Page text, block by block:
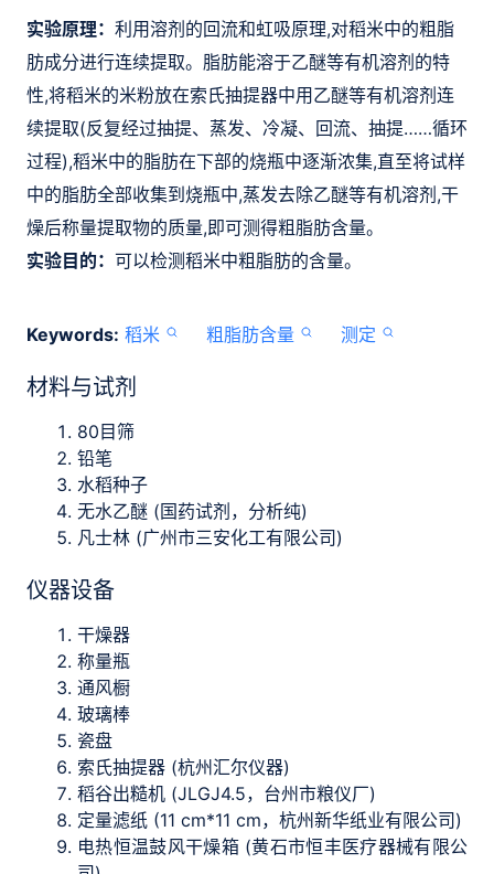
实验原理： 利用溶剂的回流和虹吸原理,对稻米中的粗脂
肪成分进行连续提取。脂肪能溶于乙醚等有机溶剂的特
性,将稻米的米粉放在索氏抽提器中用乙醚等有机溶剂连
续提取(反复经过抽提、蒸发、冷凝、回流、抽提……循环
过程),稻米中的脂肪在下部的烧瓶中逐渐浓集,直至将试样
中的脂肪全部收集到烧瓶中,蒸发去除乙醚等有机溶剂,干
燥后称量提取物的质量,即可测得粗脂肪含量。
实验目的： 可以检测稻米中粗脂肪的含量。
Keywords: 稻米 粗脂肪含量 测定
材料与试剂
80目筛
铅笔
水稻种子
无水乙醚 (国药试剂，分析纯)
凡士林 (广州市三安化工有限公司)
仪器设备
干燥器
称量瓶
通风橱
玻璃棒
瓷盘
索氏抽提器 (杭州汇尔仪器)
稻谷出糙机 (JLGJ4.5，台州市粮仪厂)
定量滤纸 (11 cm*11 cm，杭州新华纸业有限公司)
电热恒温鼓风干燥箱 (黄石市恒丰医疗器械有限公